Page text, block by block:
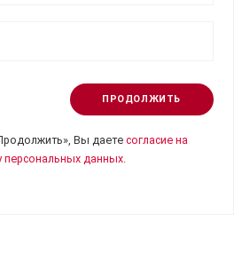
ПРОДОЛЖИТЬ
Вы даете согласие на
персональных данных.